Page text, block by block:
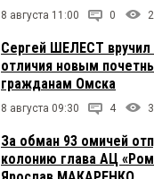
8 августа 11:00 0
Сергей ШЕЛЕСТ вручил
отличия новым
гражданам Омска
8 августа 09:30 4
За обман 93 омичей
колонию глава АЦ